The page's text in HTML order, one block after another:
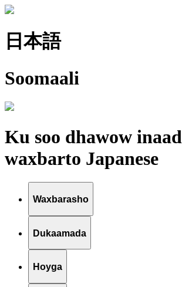
日本語
Soomaali
Ku soo dhawow inaad
waxbarto Japanese
Waxbarasho
Dukaamada
Hoyga